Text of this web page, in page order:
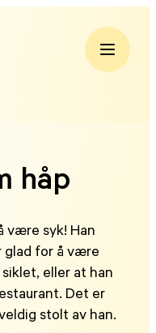
håp
være syk! Han
glad for å være
eller at han
Det er
stolt av han.